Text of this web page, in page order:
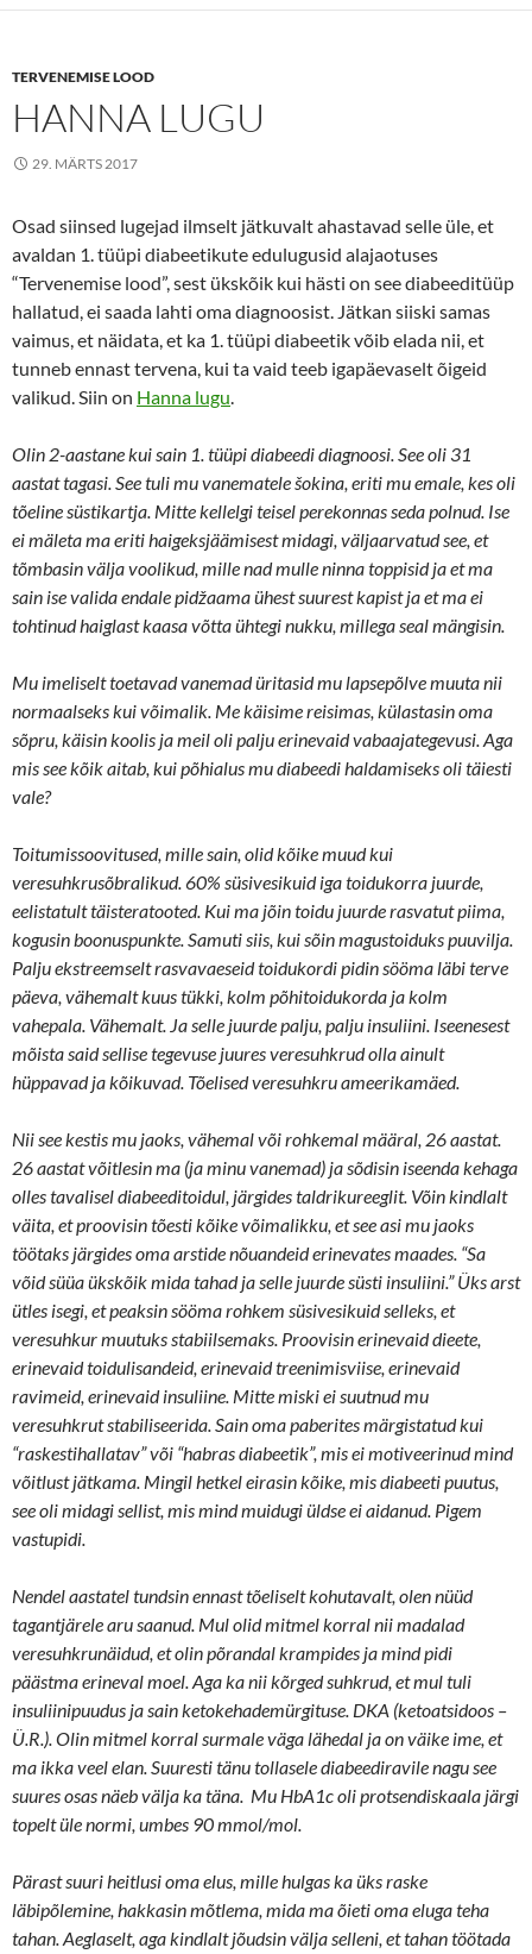
o
e
TERVENEMISE LOOD
HANNA LUGU
29. MÄRTS 2017
Osad siinsed lugejad ilmselt jätkuvalt ahastavad selle üle, et
avaldan 1. tüüpi diabeetikute edulugusid alajaotuses
“Tervenemise lood”, sest ükskõik kui hästi on see diabeeditüüp
hallatud, ei saada lahti oma diagnoosist. Jätkan siiski samas
vaimus, et näidata, et ka 1. tüüpi diabeetik võib elada nii, et
tunneb ennast tervena, kui ta vaid teeb igapäevaselt õigeid
valikud. Siin on Hanna lugu.
Olin 2-aastane kui sain 1. tüüpi diabeedi diagnoosi. See oli 31
aastat tagasi. See tuli mu vanematele šokina, eriti mu emale, kes oli
tõeline süstikartja. Mitte kellelgi teisel perekonnas seda polnud. Ise
ei mäleta ma eriti haigeksjäämisest midagi, väljaarvatud see, et
tõmbasin välja voolikud, mille nad mulle ninna toppisid ja et ma
sain ise valida endale pidžaama ühest suurest kapist ja et ma ei
tohtinud haiglast kaasa võtta ühtegi nukku, millega seal mängisin.
Mu imeliselt toetavad vanemad üritasid mu lapsepõlve muuta nii
normaalseks kui võimalik. Me käisime reisimas, külastasin oma
sõpru, käisin koolis ja meil oli palju erinevaid vabaajategevusi. Aga
mis see kõik aitab, kui põhialus mu diabeedi haldamiseks oli täiesti
vale?
Toitumissoovitused, mille sain, olid kõike muud kui
veresuhkrusõbralikud. 60% süsivesikuid iga toidukorra juurde,
eelistatult täisteratooted. Kui ma jõin toidu juurde rasvatut piima,
kogusin boonuspunkte. Samuti siis, kui sõin magustoiduks puuvilja.
Palju ekstreemselt rasvavaeseid toidukordi pidin sööma läbi terve
päeva, vähemalt kuus tükki, kolm põhitoidukorda ja kolm
vahepala. Vähemalt. Ja selle juurde palju, palju insuliini. Iseenesest
mõista said sellise tegevuse juures veresuhkrud olla ainult
hüppavad ja kõikuvad. Tõelised veresuhkru ameerikamäed.
Nii see kestis mu jaoks, vähemal või rohkemal määral, 26 aastat.
26 aastat võitlesin ma (ja minu vanemad) ja sõdisin iseenda kehaga
olles tavalisel diabeeditoidul, järgides taldrikureeglit. Võin kindlalt
väita, et proovisin tõesti kõike võimalikku, et see asi mu jaoks
töötaks järgides oma arstide nõuandeid erinevates maades. “Sa
võid süüa ükskõik mida tahad ja selle juurde süsti insuliini.” Üks arst
ütles isegi, et peaksin sööma rohkem süsivesikuid selleks, et
veresuhkur muutuks stabiilsemaks. Proovisin erinevaid dieete,
erinevaid toidulisandeid, erinevaid treenimisviise, erinevaid
ravimeid, erinevaid insuliine. Mitte miski ei suutnud mu
veresuhkrut stabiliseerida. Sain oma paberites märgistatud kui
“raskestihallatav” või “habras diabeetik”, mis ei motiveerinud mind
võitlust jätkama. Mingil hetkel eirasin kõike, mis diabeeti puutus,
see oli midagi sellist, mis mind muidugi üldse ei aidanud. Pigem
vastupidi.
Nendel aastatel tundsin ennast tõeliselt kohutavalt, olen nüüd
tagantjärele aru saanud. Mul olid mitmel korral nii madalad
veresuhkrunäidud, et olin põrandal krampides ja mind pidi
päästma erineval moel. Aga ka nii kõrged suhkrud, et mul tuli
insuliinipuudus ja sain ketokehademürgituse. DKA (ketoatsidoos –
Ü.R.). Olin mitmel korral surmale väga lähedal ja on väike ime, et
ma ikka veel elan. Suuresti tänu tollasele diabeediravile nagu see
suures osas näeb välja ka täna. Mu HbA1c oli protsendiskaala järgi
topelt üle normi, umbes 90 mmol/mol.
Pärast suuri heitlusi oma elus, mille hulgas ka üks raske
läbipõlemine, hakkasin mõtlema, mida ma õieti oma eluga teha
tahan. Aeglaselt, aga kindlalt jõudsin välja selleni, et tahan töötada